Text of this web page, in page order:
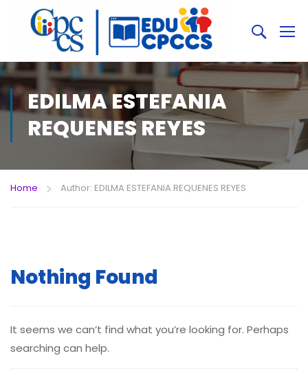
EDILMA ESTEFANIA
REQUENES REYES
Home Author: EDILMA ESTEFANIA REQUENES REYES
Nothing Found
It seems we can’t find what you’re looking for. Perhaps
searching can help.